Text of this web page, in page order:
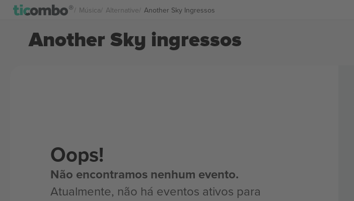
Música Alternative Another Sky Ingressos
Another Sky ingressos
Oops!
Não encontramos nenhum evento.
Atualmente, não há eventos ativos para